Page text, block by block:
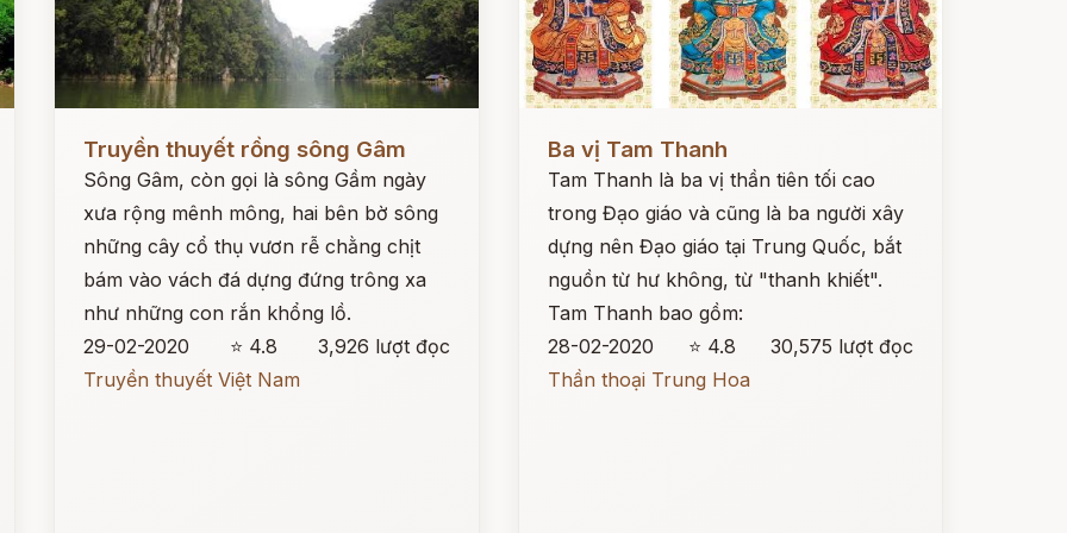
Đọc ngay
Truyền thuyết rồng sông Gâm
Sông Gâm, còn gọi là sông Gầm ngày
xưa rộng mênh mông, hai bên bờ sông
những cây cổ thụ vươn rễ chằng chịt
bám vào vách đá dựng đứng trông xa
như những con rắn khổng lồ.
29-02-2020
⭐ 4.8
3,926 lượt đọc
Truyền thuyết Việt Nam
Ba vị Tam Thanh
Tam Thanh là ba vị thần tiên tối cao
trong Đạo giáo và cũng là ba người xây
dựng nên Đạo giáo tại Trung Quốc, bắt
nguồn từ hư không, từ "thanh khiết".
Tam Thanh bao gồm:
28-02-2020
⭐ 4.8
30,575 lượt đọc
Thần thoại Trung Hoa